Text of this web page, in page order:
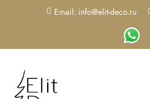
Email: info@elit-deco.ru